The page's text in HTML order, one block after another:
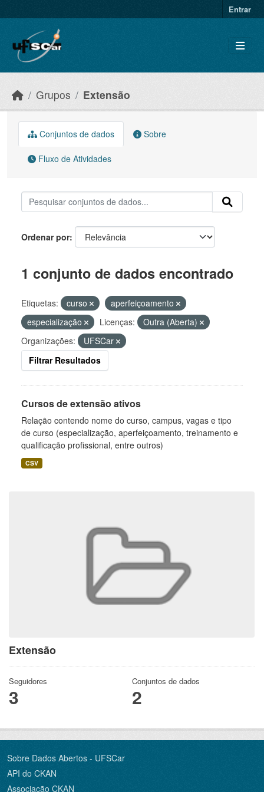
Entrar
Grupos Extensão
Extensão
Seguidores
3
Conjuntos de dados
2
Conjuntos de dados Sobre
Fluxo de Atividades
Ordenar por
1 conjunto de dados encontrado
Etiquetas: curso
aperfeiçoamento
especialização
Licenças:
Outra (Aberta)
Organizações:
UFSCar
Filtrar Resultados
Cursos de extensão ativos
Relação contendo nome do curso, campus, vagas e tipo
de curso (especialização, aperfeiçoamento, treinamento e
qualificação profissional, entre outros)
CSV
Sobre Dados Abertos - UFSCar
API do CKAN
Associação CKAN